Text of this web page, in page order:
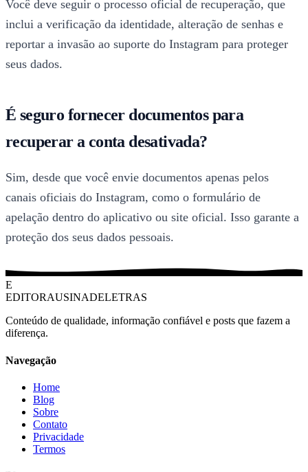
Você deve seguir o processo oficial de recuperação, que
inclui a verificação da identidade, alteração de senhas e
reportar a invasão ao suporte do Instagram para proteger
seus dados.
É seguro fornecer documentos para
recuperar a conta desativada?
Sim, desde que você envie documentos apenas pelos
canais oficiais do Instagram, como o formulário de
apelação dentro do aplicativo ou site oficial. Isso garante a
proteção dos seus dados pessoais.
E
EDITORAUSINADELETRAS
Conteúdo de qualidade, informação confiável e posts que fazem a
diferença.
Navegação
Home
Blog
Sobre
Contato
Privacidade
Termos